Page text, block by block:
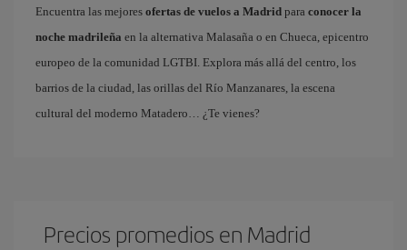
Encuentra las mejores ofertas de vuelos a Madrid para conocer la
noche madrileña en la alternativa Malasaña o en Chueca, epicentro
europeo de la comunidad LGTBI. Explora más allá del centro, los
barrios de la ciudad, las orillas del Río Manzanares, la escena
cultural del moderno Matadero… ¿Te vienes?
Precios promedios en Madrid